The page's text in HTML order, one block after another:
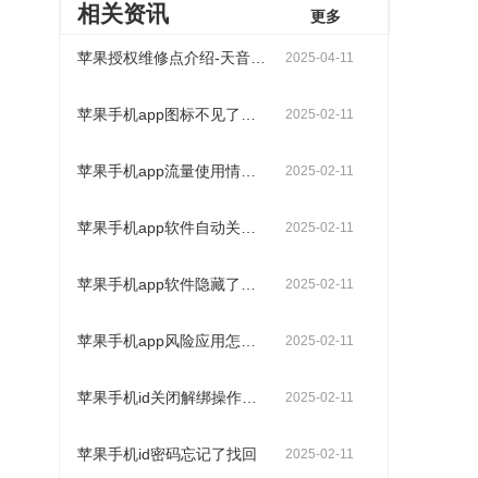
相关资讯 更多
2025-04-11
2025-02-11
2025-02-11
2025-02-11
2025-02-11
2025-02-11
2025-02-11
苹果手机id密码忘记了找回 2025-02-11